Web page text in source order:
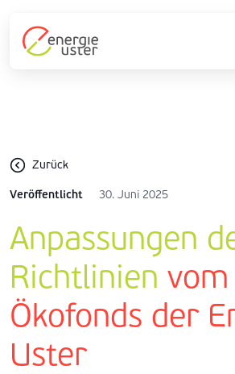
Zurück
Veröffentlicht 30. Juni 2025
Anpassungen
Richtlinien vom
Ökofonds der
Uster